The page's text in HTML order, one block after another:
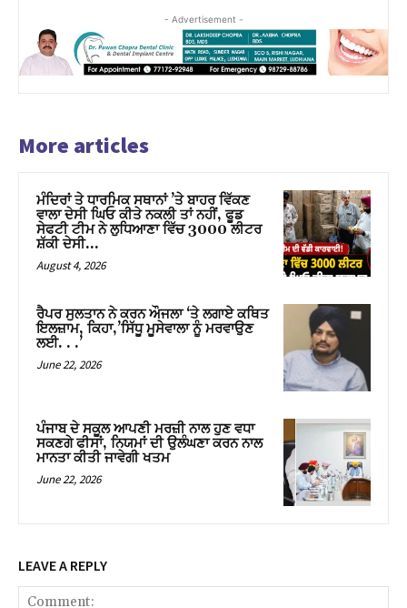
- Advertisement -
More articles
ਮੰਦਿਰਾਂ ਤੇ ਧਾਰਮਿਕ ਸਥਾਨਾਂ ’ਤੇ ਬਾਹਰ ਵਿੱਕਣ
ਵਾਲਾ ਦੇਸੀ ਘਿਓ ਕੀਤੇ ਨਕਲੀ ਤਾਂ ਨਹੀਂ, ਫੂਡ
ਸੇਫਟੀ ਟੀਮ ਨੇ ਲੁਧਿਆਣਾ ਵਿੱਚ 3000 ਲੀਟਰ
ਸ਼ੱਕੀ ਦੇਸੀ...
August 4, 2026
ਰੈਪਰ ਸੁਲਤਾਨ ਨੇ ਕਰਨ ਔਜਲਾ ‘ਤੇ ਲਗਾਏ ਕਥਿਤ
ਇਲਜ਼ਾਮ, ਕਿਹਾ,’ਸਿੱਧੂ ਮੂਸੇਵਾਲਾ ਨੂੰ ਮਰਵਾਉਣ
ਲਈ. . .’
June 22, 2026
ਪੰਜਾਬ ਦੇ ਸਕੂਲ ਆਪਣੀ ਮਰਜ਼ੀ ਨਾਲ ਹੁਣ ਵਧਾ
ਸਕਣਗੇ ਫੀਸਾਂ, ਨਿਯਮਾਂ ਦੀ ਉਲੰਘਣਾ ਕਰਨ ਨਾਲ
ਮਾਨਤਾ ਕੀਤੀ ਜਾਵੇਗੀ ਖਤਮ
June 22, 2026
LEAVE A REPLY